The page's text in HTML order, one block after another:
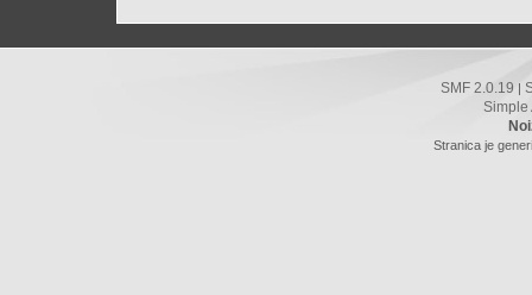
SMF 2.0.19 |
Simple
Stranica je